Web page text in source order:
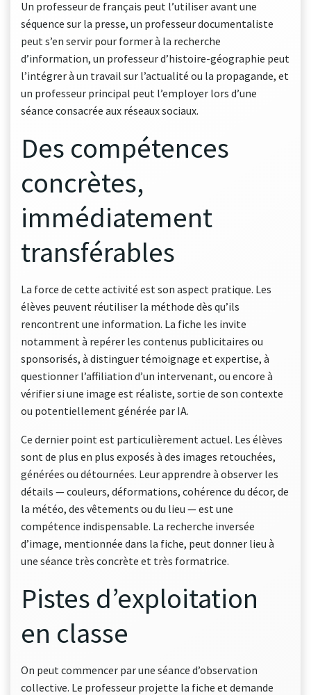
Un professeur de français peut l’utiliser avant une
séquence sur la presse, un professeur documentaliste
peut s’en servir pour former à la recherche
d’information, un professeur d’histoire-géographie peut
l’intégrer à un travail sur l’actualité ou la propagande, et
un professeur principal peut l’employer lors d’une
séance consacrée aux réseaux sociaux.
Des compétences
concrètes,
immédiatement
transférables
La force de cette activité est son aspect pratique. Les
élèves peuvent réutiliser la méthode dès qu’ils
rencontrent une information. La fiche les invite
notamment à repérer les contenus publicitaires ou
sponsorisés, à distinguer témoignage et expertise, à
questionner l’affiliation d’un intervenant, ou encore à
vérifier si une image est réaliste, sortie de son contexte
ou potentiellement générée par IA.
Ce dernier point est particulièrement actuel. Les élèves
sont de plus en plus exposés à des images retouchées,
générées ou détournées. Leur apprendre à observer les
détails — couleurs, déformations, cohérence du décor, de
la météo, des vêtements ou du lieu — est une
compétence indispensable. La recherche inversée
d’image, mentionnée dans la fiche, peut donner lieu à
une séance très concrète et très formatrice.
Pistes d’exploitation
en classe
On peut commencer par une séance d’observation
collective. Le professeur projette la fiche et demande